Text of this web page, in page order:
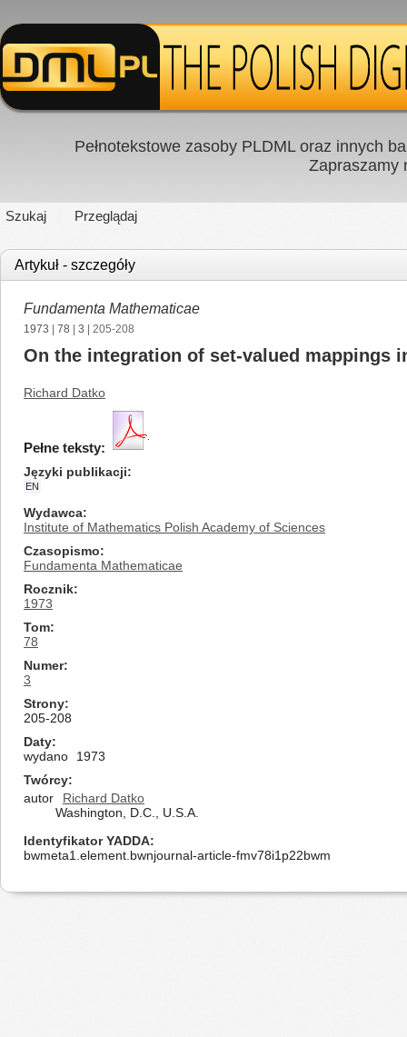
Pełnotekstowe zasoby PLDML oraz innych
Zapraszamy
Szukaj Przeglądaj
Artykuł - szczegóły
Fundamenta Mathematicae
1973 78 3 | 205-208
On the integration of set-valued mappings
Richard Datko
Pełne teksty:
Języki publikacji
EN
Wydawca
Institute of Mathematics Polish Academy of Sciences
Czasopismo
Fundamenta Mathematicae
Rocznik
1973
Tom
78
Numer
3
Strony
205-208
Daty
wydano
1973
Twórcy
autor
Richard Datko
Washington, D.C., U.S.A.
Identyfikator YADDA
bwmeta1.element.bwnjournal-article-fmv78i1p22bwm